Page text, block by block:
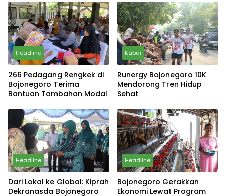
Headline
266 Pedagang Rengkek di
Bojonegoro Terima
Bantuan Tambahan Modal
Kabar
Runergy Bojonegoro 10K
Mendorong Tren Hidup
Sehat
Headline
Dari Lokal ke Global: Kiprah
Dekranasda Bojonegoro
Headline
Bojonegoro Gerakkan
Ekonomi Lewat Program